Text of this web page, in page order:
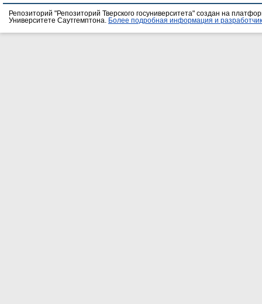
Репозиторий "Репозиторий Тверского госуниверситета" создан на
Университете Саутгемптона. Более подробная информация и